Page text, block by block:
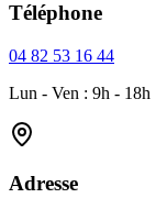
Téléphone
04 82 53 16 44
Lun - Ven : 9h - 18h
Adresse